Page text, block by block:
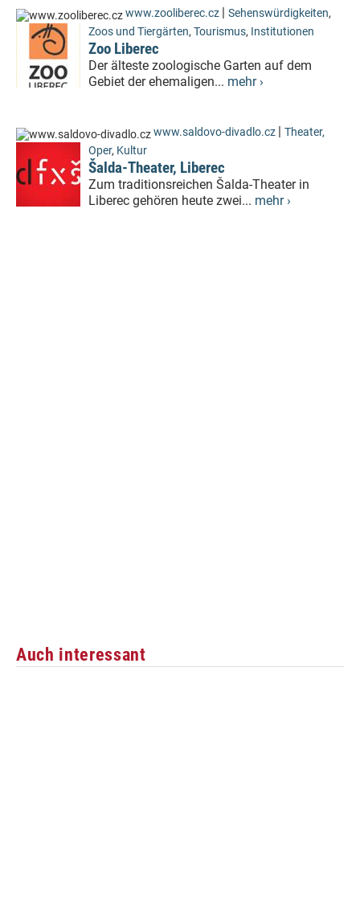
www.zooliberec.cz | Sehenswürdigkeiten,
Zoos und Tiergärten, Tourismus, Institutionen
Zoo Liberec
Der älteste zoologische Garten auf dem
Gebiet der ehemaligen... mehr ›
www.saldovo-divadlo.cz | Theater,
Oper, Kultur
Šalda-Theater, Liberec
Zum traditionsreichen Šalda-Theater in
Liberec gehören heute zwei... mehr ›
Auch interessant